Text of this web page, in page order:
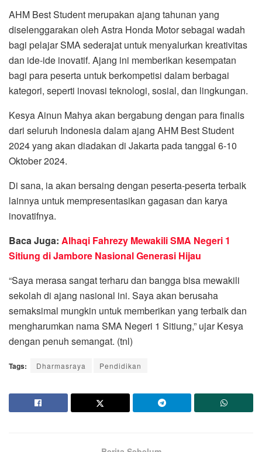
AHM Best Student merupakan ajang tahunan yang
diselenggarakan oleh Astra Honda Motor sebagai wadah
bagi pelajar SMA sederajat untuk menyalurkan kreativitas
dan ide-ide inovatif. Ajang ini memberikan kesempatan
bagi para peserta untuk berkompetisi dalam berbagai
kategori, seperti inovasi teknologi, sosial, dan lingkungan.
Kesya Ainun Mahya akan bergabung dengan para finalis
dari seluruh Indonesia dalam ajang AHM Best Student
2024 yang akan diadakan di Jakarta pada tanggal 6-10
Oktober 2024.
Di sana, ia akan bersaing dengan peserta-peserta terbaik
lainnya untuk mempresentasikan gagasan dan karya
inovatifnya.
Baca Juga: Alhaqi Fahrezy Mewakili SMA Negeri 1
Sitiung di Jambore Nasional Generasi Hijau
“Saya merasa sangat terharu dan bangga bisa mewakili
sekolah di ajang nasional ini. Saya akan berusaha
semaksimal mungkin untuk memberikan yang terbaik dan
mengharumkan nama SMA Negeri 1 Sitiung,” ujar Kesya
dengan penuh semangat. (tnl)
Tags: Dharmasraya Pendidikan